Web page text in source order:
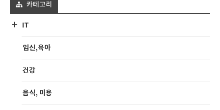
카테고리
IT
임신,육아
건강
음식, 미용